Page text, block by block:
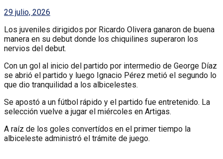
29 julio, 2026
Los juveniles dirigidos por Ricardo Olivera ganaron de buena
manera en su debut donde los chiquilines superaron los
nervios del debut.
Con un gol al inicio del partido por intermedio de George Díaz
se abrió el partido y luego Ignacio Pérez metió el segundo lo
que dio tranquilidad a los albicelestes.
Se apostó a un fútbol rápido y el partido fue entretenido. La
selección vuelve a jugar el miércoles en Artigas.
A raíz de los goles convertídos en el primer tiempo la
albiceleste administró el trámite de juego.